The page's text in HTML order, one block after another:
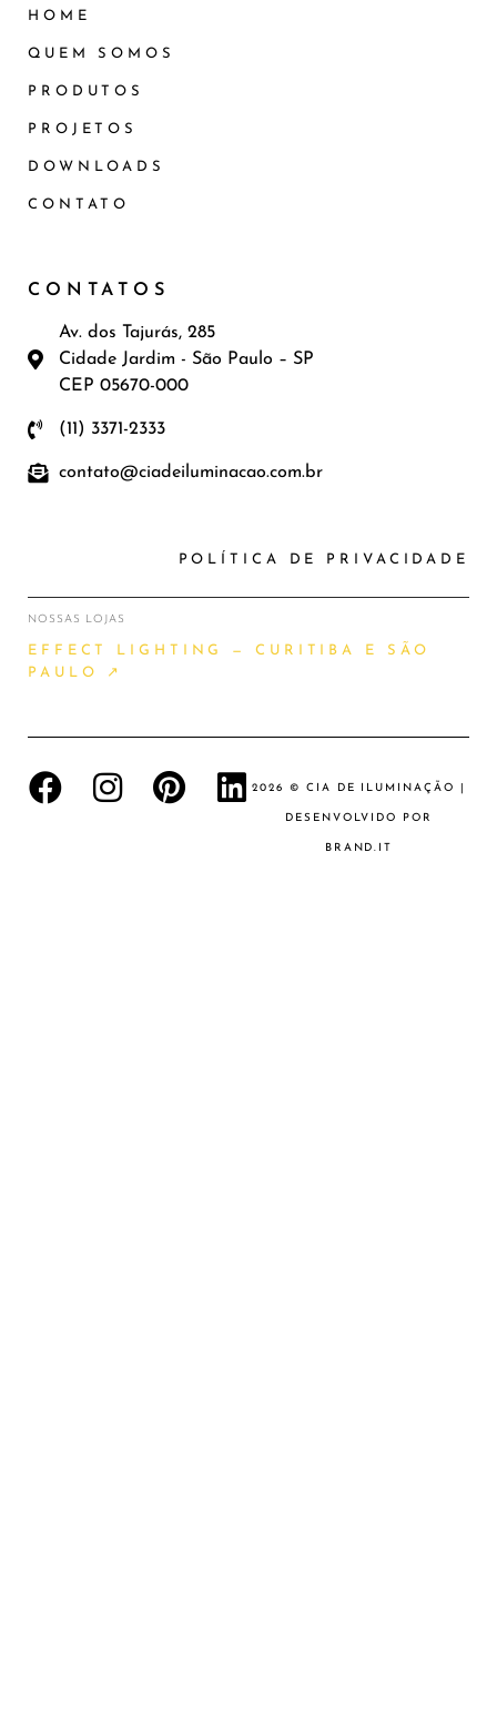
HOME
QUEM SOMOS
PRODUTOS
PROJETOS
DOWNLOADS
CONTATO
CONTATOS
Av. dos Tajurás, 285
Cidade Jardim - São Paulo – SP
CEP 05670-000
(11) 3371-2333
contato@ciadeiluminacao.com.br
POLÍTICA DE PRIVACIDADE
NOSSAS LOJAS
EFFECT LIGHTING — CURITIBA E SÃO
PAULO ↗
2026 © CIA DE ILUMINAÇÃO |
DESENVOLVIDO POR
BRAND.IT